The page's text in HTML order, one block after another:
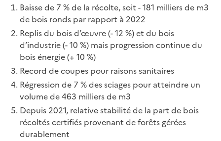
Baisse de 7 % de la récolte, soit - 181 milliers de m3
de bois ronds par rapport à 2022
Replis du bois d’œuvre (- 12 %) et du bois
d’industrie (- 10 %) mais progression continue du
bois énergie (+ 10 %)
Record de coupes pour raisons sanitaires
Régression de 7 % des sciages pour atteindre un
volume de 463 milliers de m3
Depuis 2021, relative stabilité de la part de bois
récoltés certifiés provenant de forêts gérées
durablement